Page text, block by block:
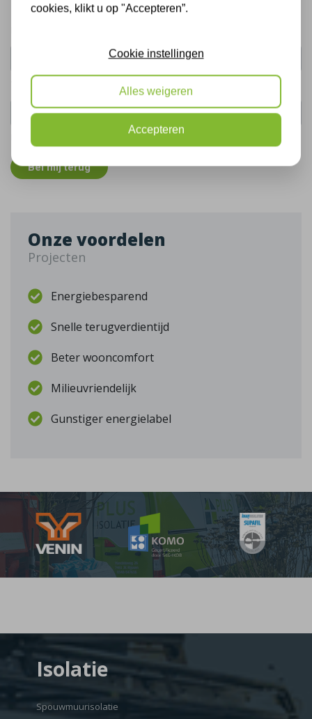
De gegevens die u hier verstrekt vallen onder ons
Bel mij terug
Onze voordelen
Projecten
Energiebesparend
Snelle terugverdientijd
Beter wooncomfort
Milieuvriendelijk
Gunstiger energielabel
Isolatie
Spouwmuurisolatie
cookies, klikt u op "Accepteren”.
Cookie instellingen
Alles weigeren
Accepteren